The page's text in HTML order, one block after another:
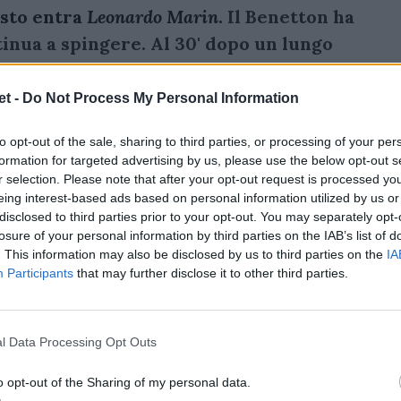
- Do Not Process My Personal Information
opt-out of the sale, sharing to third parties, or processing of your
for targeted advertising by us, please use the below opt-out
selection. Please note that after your opt-out request is processed
interest-based ads based on personal information utilized by us
to third parties prior to your opt-out. You may separately
of your personal information by third parties on the IAB’s list of
This information may also be disclosed by us to third parties on the
Participants that may further disclose it to other third parties.
Data Processing Opt Outs
opt-out of the Sharing of my personal data.
entra Leonardo Marin. Il Benetton ha
a spingere. Al 30' dopo un lungo
neoentratoLeonardo Marinche
meta.Lo stesso Marin sbaglia dalla
si fa attendere: al 33' una mischia sui 5
per la squadra di Brunello. Al
Re che porta il risultato sul 5-3 che